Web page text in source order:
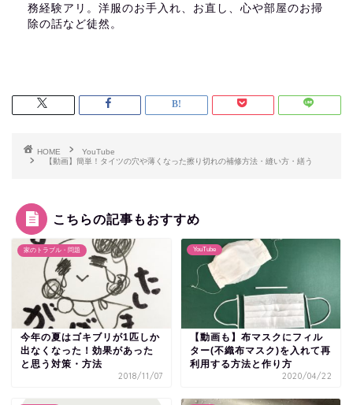
務経験アリ。洋服のお手入れ、お直し、心や部屋のお掃
除の話など徒然。
HOME
YouTube
【動画】簡単！タイツの穴や薄くなった擦り切れの補修方法・縫い方・繕う
こちらの記事もおすすめ
家のトラブル・問題
今年の夏はゴキブリが1匹しか
出なくなった！効果があった
と思う対策・方法
2018/11/07
YouTube
【動画も】布マスクにフィル
ター(不織布マスク)を入れて再
利用する方法と作り方
2020/04/22